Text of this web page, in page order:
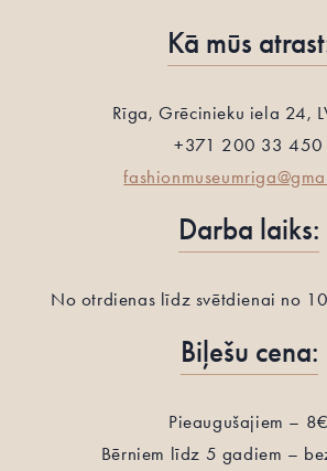
Kā mūs
Rīga, Grēcinieku iela 24,
+371 200 33 450
Darba laiks:
No otrdienas līdz svētdienai no
Biļešu cena:
Pieaugušajiem – 8€
Bērniem līdz 5 gadiem –